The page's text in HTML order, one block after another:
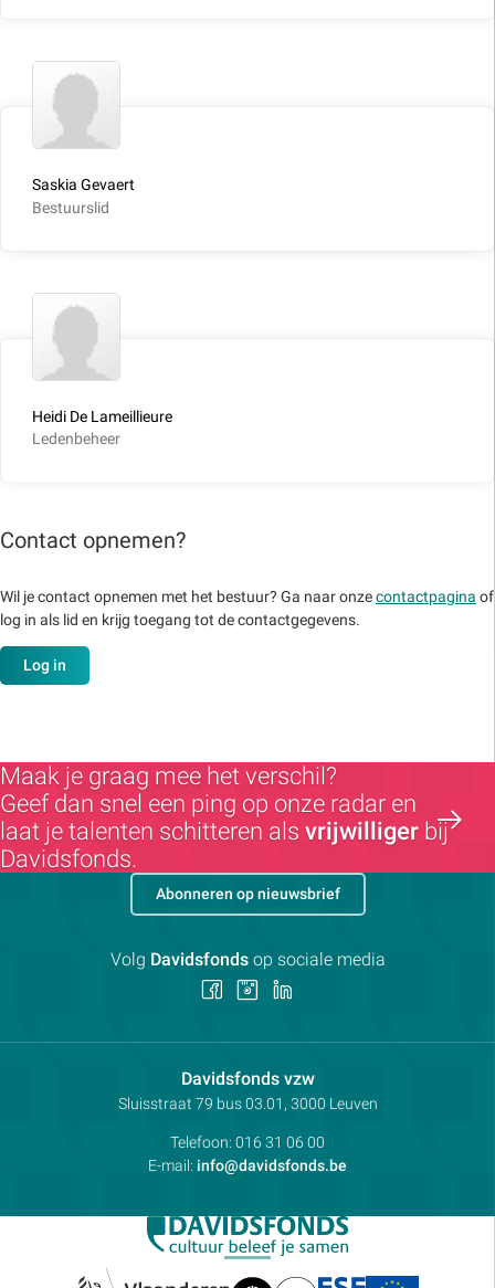
Saskia Gevaert
Bestuurslid
Heidi De Lameillieure
Ledenbeheer
Contact opnemen?
Wil je contact opnemen met het bestuur? Ga naar onzecontactpagina of
log in als lid en krijg toegang tot de contactgegevens.
Log in
Maak je graag mee het verschil?
Geef dan snel een ping op onze radar en
laat je talenten schitteren als vrijwilliger bij
Davidsfonds.
Davidsfonds vzwContactpersoon:
Adres:
Sluisstraat 79 bus 03.01, 3000 Leuven
Telefoon: 016 31 06 00
E-mail: info@davidsfonds.be
Abonneren op nieuwsbrief
Volg Davidsfondsop sociale media
Volg Volg